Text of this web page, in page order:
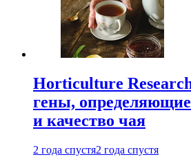
Horticulture
гены,
и качество чая
2 года спустя2 года спустя